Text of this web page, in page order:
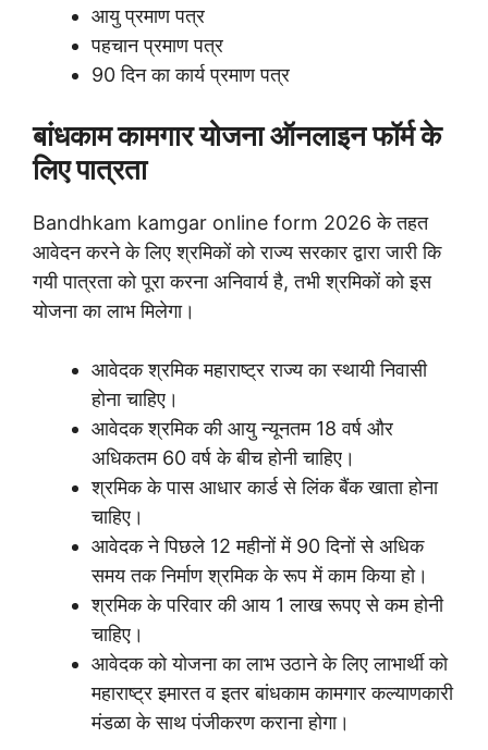
आयु प्रमाण पत्र
पहचान प्रमाण पत्र
90 दिन का कार्य प्रमाण पत्र
बांधकाम कामगार योजना ऑनलाइन फॉर्म के
लिए पात्रता
Bandhkam kamgar online form 2026 के तहत
आवेदन करने के लिए श्रमिकों को राज्य सरकार द्वारा जारी कि
गयी पात्रता को पूरा करना अनिवार्य है, तभी श्रमिकों को इस
योजना का लाभ मिलेगा।
आवेदक श्रमिक महाराष्ट्र राज्य का स्थायी निवासी
होना चाहिए।
आवेदक श्रमिक की आयु न्यूनतम 18 वर्ष और
अधिकतम 60 वर्ष के बीच होनी चाहिए।
श्रमिक के पास आधार कार्ड से लिंक बैंक खाता होना
चाहिए।
आवेदक ने पिछले 12 महीनों में 90 दिनों से अधिक
समय तक निर्माण श्रमिक के रूप में काम किया हो।
श्रमिक के परिवार की आय 1 लाख रूपए से कम होनी
चाहिए।
आवेदक को योजना का लाभ उठाने के लिए लाभार्थी को
महाराष्ट्र इमारत व इतर बांधकाम कामगार कल्याणकारी
मंडळा के साथ पंजीकरण कराना होगा।